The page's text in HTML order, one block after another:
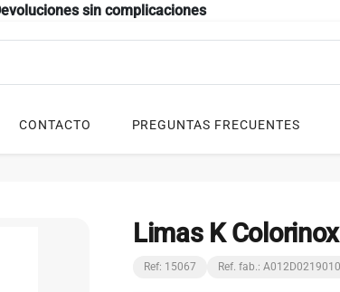
sin complicaciones
CONTACTO PREGUNTAS FRECUENTES
Limas K
Ref: 15067 Ref. fab.: